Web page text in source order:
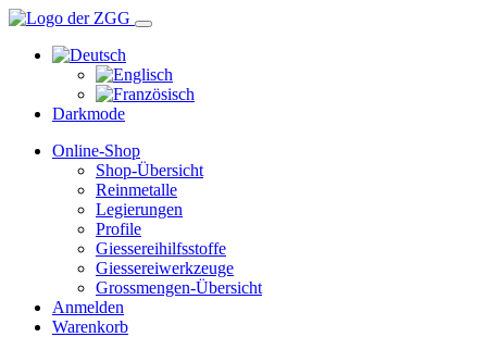
Darkmode
Online-Shop
Shop-Übersicht
Reinmetalle
Legierungen
Profile
Giessereihilfsstoffe
Giessereiwerkzeuge
Grossmengen-Übersicht
Anmelden
Warenkorb